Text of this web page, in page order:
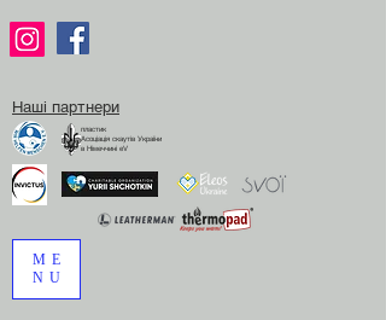
Наші партнери
пластик
Асоціація скаутів України
в Німеччині eV
ME
NU